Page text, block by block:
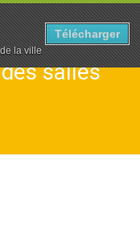
salles
la ville
Télécharger